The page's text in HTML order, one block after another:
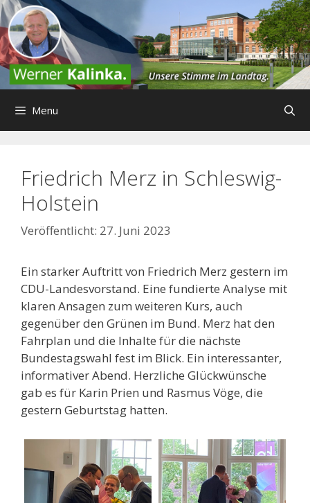
Zum
Inhalt
springen
Menu
Friedrich Merz in Schleswig-
Holstein
27. Juni 2023
Ein starker Auftritt von Friedrich Merz gestern im
CDU-Landesvorstand. Eine fundierte Analyse mit
klaren Ansagen zum weiteren Kurs, auch
gegenüber den Grünen im Bund. Merz hat den
Fahrplan und die Inhalte für die nächste
Bundestagswahl fest im Blick. Ein interessanter,
informativer Abend. Herzliche Glückwünsche
gab es für Karin Prien und Rasmus Vöge, die
gestern Geburtstag hatten.